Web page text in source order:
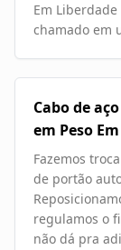
Em
chamado em
Cabo de
em Peso
Fazemos
de portão
regulamos o
não dá pra